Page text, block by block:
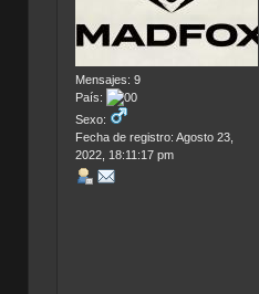
Mensajes: 9
País:
Sexo:
Fecha de registro: Agosto 23,
2022, 18:11:17 pm